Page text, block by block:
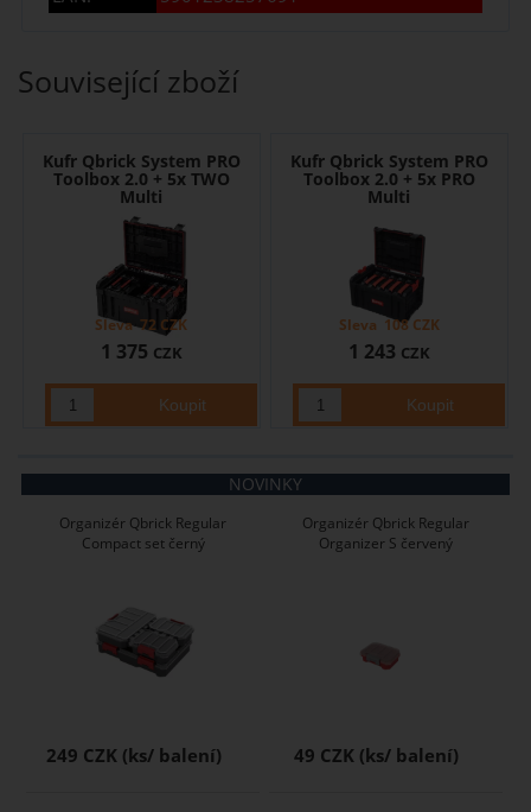
Související zboží
Kufr Qbrick System PRO
Toolbox 2.0 + 5x TWO
Multi
1 375 CZK
Sleva 72 CZK
Kufr Qbrick System PRO
Toolbox 2.0 + 5x PRO
Multi
1 243 CZK
Sleva 108CZK
NOVINKY
Organizér Qbrick Regular
Compact set černý
249 CZK
Organizér Qbrick Regular
Organizer S červený
49 CZK